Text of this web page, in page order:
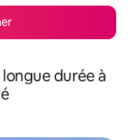
durée à